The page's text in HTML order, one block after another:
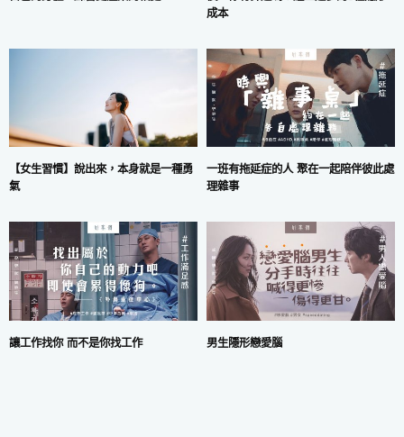
成本
【女生習慣】說出來，本身就是一種勇
氣
一班有拖延症的人 聚在一起陪伴彼此處
理雜事
讓工作找你 而不是你找工作 男生隱形戀愛腦